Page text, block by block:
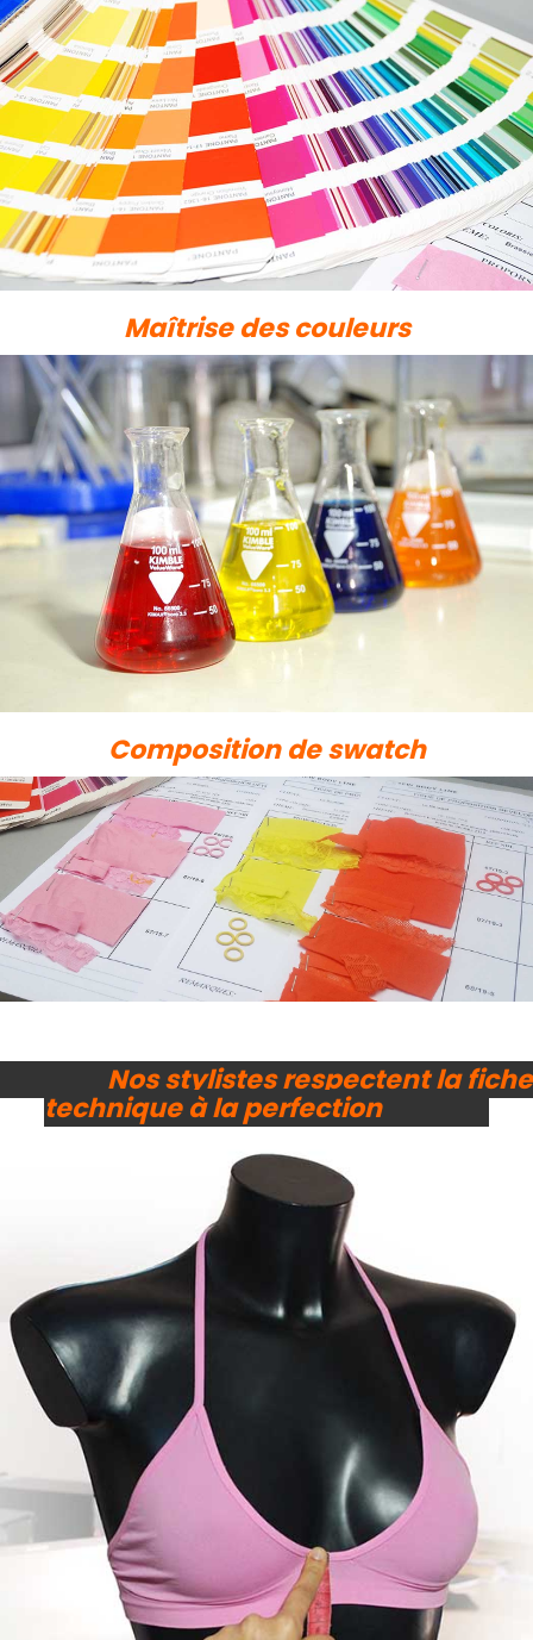
Maîtrise des couleurs
Composition de swatch
Nos stylistes respectent la fiche
technique à la perfection